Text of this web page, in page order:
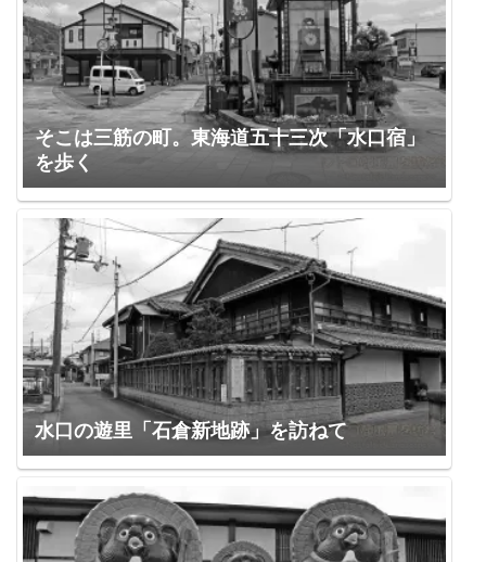
そこは三筋の町。東海道五十三次「水口宿」
を歩く
水口の遊里「石倉新地跡」を訪ねて